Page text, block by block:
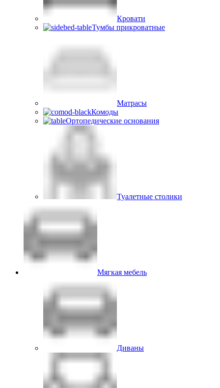
Кровати
Тумбы прикроватные
Матрасы
Комоды
Ортопедические основания
Туалетные столики
Мягкая мебель
Диваны